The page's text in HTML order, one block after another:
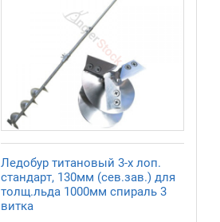
Ледобур титановый 3-х лоп.
стандарт, 130мм (сев.зав.) для
толщ.льда 1000мм спираль 3
витка